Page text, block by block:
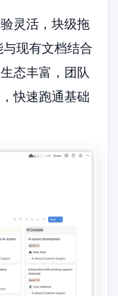
灵活，块级拖
现有文档结合
态丰富，团队
快速跑通基础